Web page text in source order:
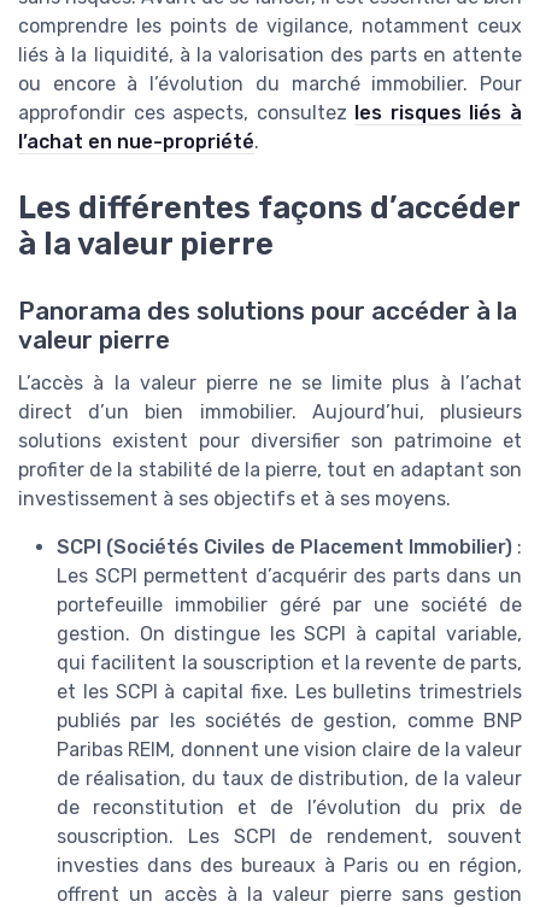
comprendre les points de vigilance, notamment ceux
liés à la liquidité, à la valorisation des parts en attente
ou encore à l’évolution du marché immobilier. Pour
approfondir ces aspects, consultez
les risques liés à
l’achat en nue-propriété.
Les différentes façons d’accéder
à la valeur pierre
Panorama des solutions pour accéder à la
valeur pierre
L’accès à la valeur pierre ne se limite plus à l’achat
direct d’un bien immobilier. Aujourd’hui, plusieurs
solutions existent pour diversifier son patrimoine et
profiter de la stabilité de la pierre, tout en adaptant son
investissement à ses objectifs et à ses moyens.
SCPI (Sociétés Civiles de Placement Immobilier):
Les SCPI permettent d’acquérir des parts dans un
portefeuille immobilier géré par une société de
gestion. On distingue les SCPI à capital variable,
qui facilitent la souscription et la revente de parts,
et les SCPI à capital fixe. Les bulletins trimestriels
publiés par les sociétés de gestion, comme BNP
Paribas REIM, donnent une vision claire de la valeur
de réalisation, du taux de distribution, de la valeur
de reconstitution et de l’évolution du prix de
souscription. Les SCPI de rendement, souvent
investies dans des bureaux à Paris ou en région,
offrent un accès à la valeur pierre sans gestion